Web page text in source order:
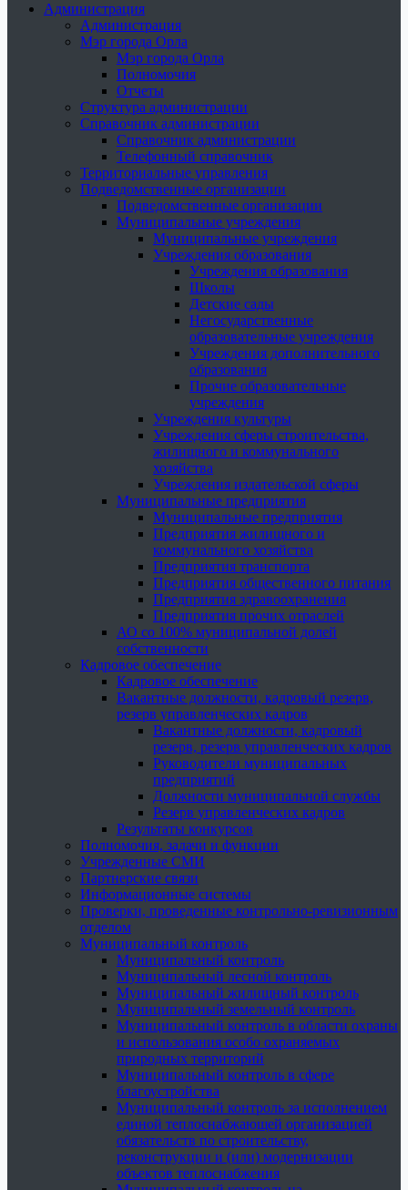
Администрация
Администрация
Мэр города Орла
Мэр города Орла
Полномочия
Отчеты
Структура администрации
Справочник администрации
Справочник администрации
Телефонный справочник
Территориальные управления
Подведомственные организации
Подведомственные организации
Муниципальные учреждения
Муниципальные учреждения
Учреждения образования
Учреждения образования
Школы
Детские сады
Негосударственные
образовательные учреждения
Учреждения дополнительного
образования
Прочие образовательные
учреждения
Учреждения культуры
Учреждения сферы строительства,
жилищного и коммунального
хозяйства
Учреждения издательской сферы
Муниципальные предприятия
Муниципальные предприятия
Предприятия жилищного и
коммунального хозяйства
Предприятия транспорта
Предприятия общественного питания
Предприятия здравоохранения
Предприятия прочих отраслей
АО со 100% муниципальной долей
собственности
Кадровое обеспечение
Кадровое обеспечение
Вакантные должности, кадровый резерв,
резерв управленческих кадров
Вакантные должности, кадровый
резерв, резерв управленческих кадров
Руководители муниципальных
предприятий
Должности муниципальной службы
Резерв управленческих кадров
Результаты конкурсов
Полномочия, задачи и функции
Учрежденные СМИ
Партнерские связи
Информационные системы
Проверки, проведенные контрольно-ревизионным
отделом
Муниципальный контроль
Муниципальный контроль
Муниципальный лесной контроль
Муниципальный жилищный контроль
Муниципальный земельный контроль
Муниципальный контроль в области охраны
и использования особо охраняемых
природных территорий
Муниципальный контроль в сфере
благоустройства
Муниципальный контроль за исполнением
единой теплоснабжающей организацией
обязательств по строительству,
реконструкции и (или) модернизации
объектов теплоснабжения